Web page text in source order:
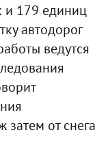
и 179 единиц
автодорог
ведутся
затем от снега